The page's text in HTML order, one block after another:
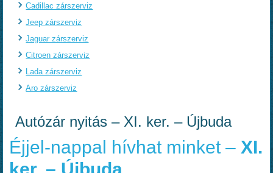
Cadillac zárszerviz
Jeep zárszerviz
Jaguar zárszerviz
Citroen zárszerviz
Lada zárszerviz
Aro zárszerviz
Autózár nyitás – XI. ker. – Újbuda
Éjjel-nappal hívhat minket – XI.
ker. – Újbuda